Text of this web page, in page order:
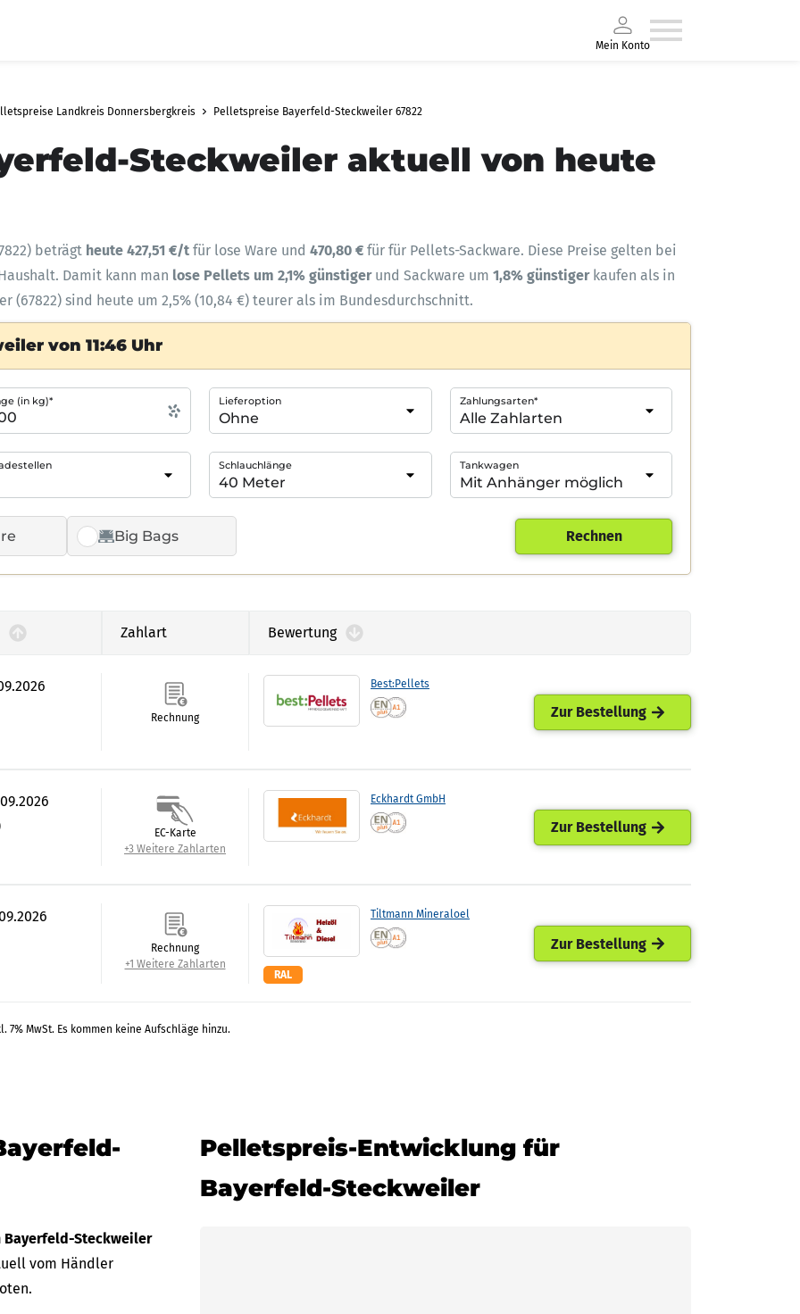
Mein Konto
Landkreis Donnersbergkreis Pelletspreise Bayerfeld-Steckweiler 67822
Steckweiler aktuell von heute
beträgt heute 427,51 €/t für lose Ware und 470,80 € für für Pellets-Sackware. Diese Preise gelten bei
Damit kann man lose Pellets um 2,1% günstiger und Sackware um 1,8% günstigerkaufen als in
(67822) sind heute um 2,5% (10,84 €) teurer als im Bundesdurchschnitt.
von 11:46 Uhr
Big Bags
(in kg)* Lieferoption Zahlungsarten*
Schlauchlänge Tankwagen
Rechnen
Zahlart Bewertung
Best:Pellets
Rechnung Zur Bestellung
Eckhardt GmbH
EC-Karte
+3 Weitere Zahlarten
Zur Bestellung
Tiltmann Mineraloel
RAL
Rechnung
+1 Weitere Zahlarten
Zur Bestellung
MwSt. Es kommen keine Aufschläge hinzu.
Steckweiler
vom Händler
Pelletspreis-Entwicklung für
Bayerfeld-Steckweiler